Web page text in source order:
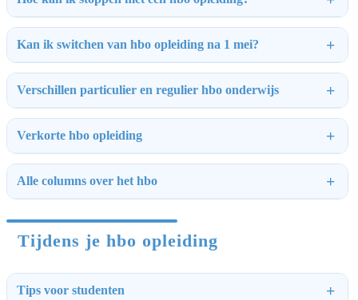
Kan ik switchen van hbo opleiding na 1 mei?
Verschillen particulier en regulier hbo onderwijs
Verkorte hbo opleiding
Alle columns over het hbo
Tijdens je hbo opleiding
Tips voor studenten